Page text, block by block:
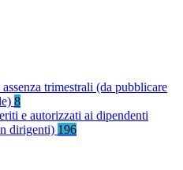
assenza trimestrali (da pubblicare
8
e autorizzati ai dipendenti
dirigenti) 196